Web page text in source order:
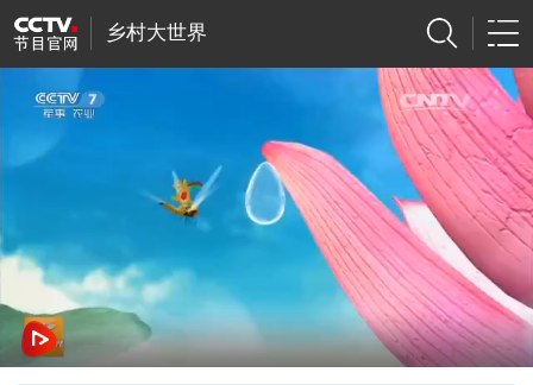
乡村大世界